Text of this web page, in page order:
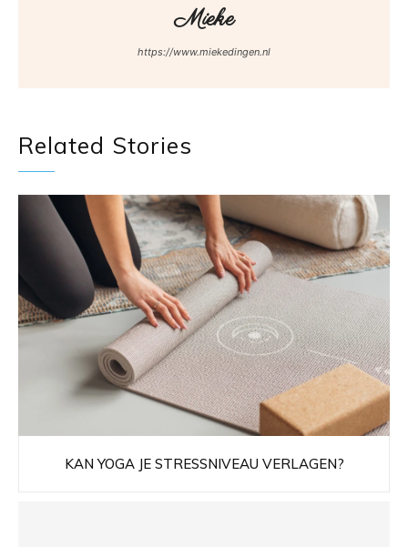
Mieke
https://www.miekedingen.nl
Related Stories
KAN YOGA JE STRESSNIVEAU VERLAGEN?